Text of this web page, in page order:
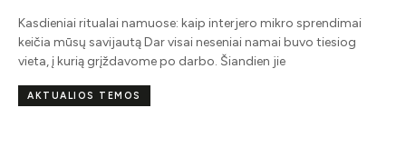
Kasdieniai ritualai namuose: kaip interjero mikro sprendimai
keičia mūsų savijautą Dar visai neseniai namai buvo tiesiog
vieta, į kurią grįždavome po darbo. Šiandien jie
AKTUALIOS TEMOS